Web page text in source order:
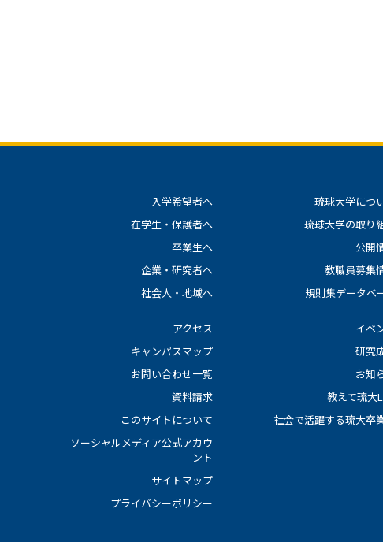
入学希望者へ
在学生・保護者へ
卒業生へ
企業・研究者へ
社会人・地域へ
アクセス
キャンパスマップ
お問い合わせ一覧
資料請求
このサイトについて
ソーシャルメディア公式アカウ
ント
サイトマップ
プライバシーポリシー
琉球大学につ
琉球大学の取り
公開
教職員募集
規則集データベ
イベ
研究
お知
教えて琉大
社会で活躍する琉大卒